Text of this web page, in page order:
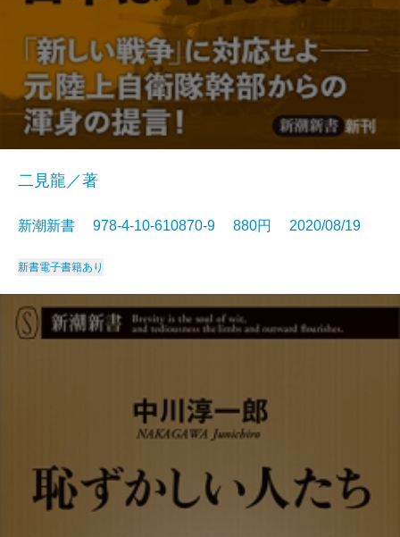
二見龍／著
新潮新書 978-4-10-610870-9 880円 2020/08/19
新書電子書籍あり